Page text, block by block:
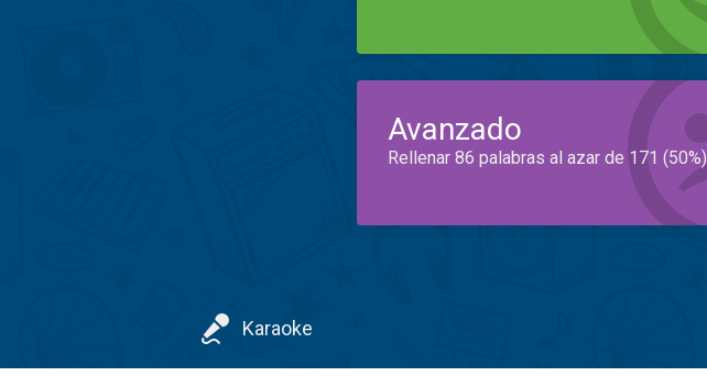
Avanzado
Rellenar 86 palabras al azar de 171 (50%)
Karaoke